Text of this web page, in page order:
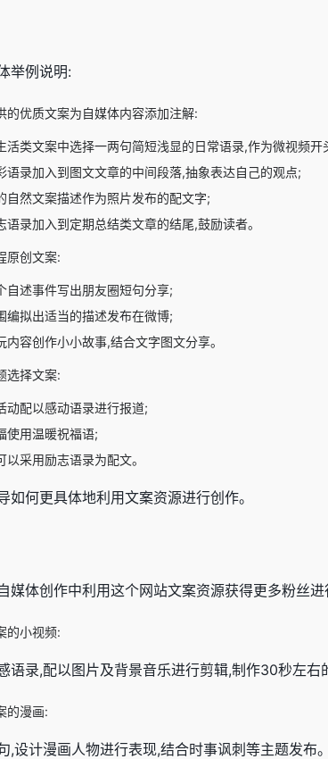
举例说明:
的优质文案为自媒体内容添加注解:
活类文案中选择一两句简短浅显的日常语录,作为微视频开
语录加入到图文文章的中间段落,抽象表达自己的观点;
自然文案描述作为照片发布的配文字;
语录加入到定期总结类文章的结尾,鼓励读者。
原创文案:
自述事件写出朋友圈短句分享;
编拟出适当的描述发布在微博;
内容创作小小故事,结合文字图文分享。
选择文案:
动配以感动语录进行报道;
使用温暖祝福语;
以采用励志语录为配文。
如何更具体地利用文案资源进行创作。
媒体创作中利用这个网站文案资源获得更多粉丝
的小视频:
语录,配以图片及背景音乐进行剪辑,制作30秒左右
的漫画:
,设计漫画人物进行表现,结合时事讽刺等主题发布。